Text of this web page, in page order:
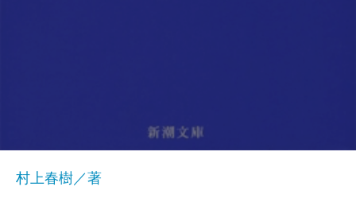
村上春樹／著